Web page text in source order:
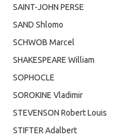
SAINT-JOHN PERSE
SAND Shlomo
SCHWOB Marcel
SHAKESPEARE William
SOPHOCLE
SOROKINE Vladimir
STEVENSON Robert Louis
STIFTER Adalbert